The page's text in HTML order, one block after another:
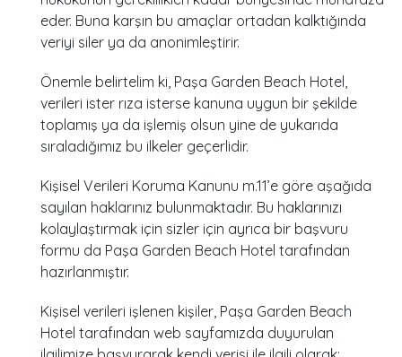
eder. Buna karşın bu amaçlar ortadan kalktığında
veriyi siler ya da anonimleştirir.
Önemle belirtelim ki, Paşa Garden Beach Hotel,
verileri ister rıza isterse kanuna uygun bir şekilde
toplamış ya da işlemiş olsun yine de yukarıda
sıraladığımız bu ilkeler geçerlidir.
Kişisel Verileri Koruma Kanunu m.11’e göre aşağıda
sayılan haklarınız bulunmaktadır. Bu haklarınızı
kolaylaştırmak için sizler için ayrıca bir başvuru
formu da Paşa Garden Beach Hotel tarafından
hazırlanmıştır.
Kişisel verileri işlenen kişiler, Paşa Garden Beach
Hotel tarafından web sayfamızda duyurulan